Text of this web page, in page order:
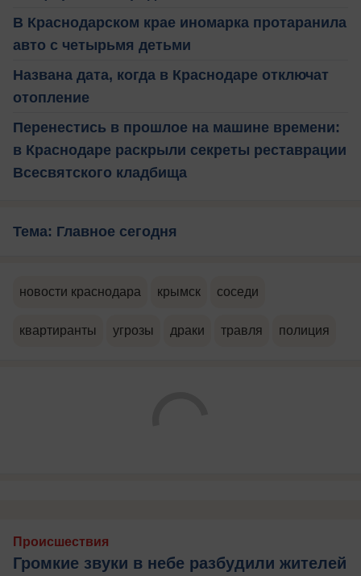
В Краснодарском крае иномарка протаранила
авто с четырьмя детьми
Названа дата, когда в Краснодаре отключат
отопление
Перенестись в прошлое на машине времени:
в Краснодаре раскрыли секреты реставрации
Всесвятского кладбища
Тема: Главное сегодня
новости краснодара крымск соседи
квартиранты угрозы драки травля полиция
Происшествия
Громкие звуки в небе разбудили жителей